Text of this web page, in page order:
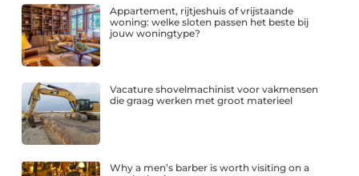
Appartement, rijtjeshuis of vrijstaande
woning: welke sloten passen het beste bij
jouw woningtype?
Vacature shovelmachinist voor vakmensen
die graag werken met groot materieel
Why a men’s barber is worth visiting on a